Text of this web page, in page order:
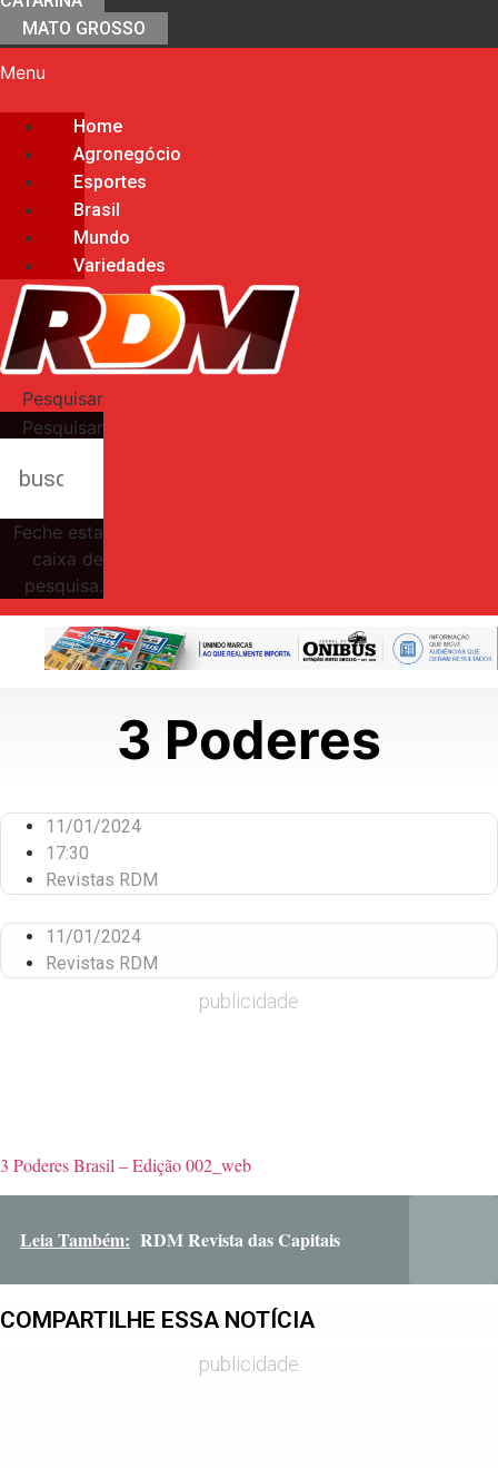
MATO GROSSO
Menu
Home
Agronegócio
Esportes
Brasil
Mundo
Variedades
Pesquisar
Pesquisar
Feche esta
caixa de
pesquisa.
3 Poderes
11/01/2024
17:30
Revistas RDM
11/01/2024
Revistas RDM
publicidade
3 Poderes Brasil – Edição 002_web
Leia Também: RDM Revista das Capitais
COMPARTILHE ESSA NOTÍCIA
publicidade